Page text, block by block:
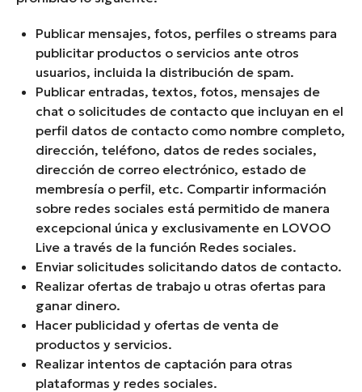
Publicar mensajes, fotos, perfiles o streams para
publicitar productos o servicios ante otros
usuarios, incluida la distribución de spam.
Publicar entradas, textos, fotos, mensajes de
chat o solicitudes de contacto que incluyan en el
perfil datos de contacto como nombre completo,
dirección, teléfono, datos de redes sociales,
dirección de correo electrónico, estado de
membresía o perfil, etc. Compartir información
sobre redes sociales está permitido de manera
excepcional única y exclusivamente en LOVOO
Live a través de la función Redes sociales.
Enviar solicitudes solicitando datos de contacto.
Realizar ofertas de trabajo u otras ofertas para
ganar dinero.
Hacer publicidad y ofertas de venta de
productos y servicios.
Realizar intentos de captación para otras
plataformas y redes sociales.